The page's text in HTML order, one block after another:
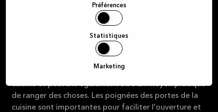
Préférences
Statistiques
Marketing
matériaux. L'huile de comptoir de cuisine, le comptoir
d'huile de bois et l'huile de pierre sont tous de bons
Les façades d'armoires, les portes de cuisine et les
dans la cuisine. Ils contribuent à l'apparence de la
cuisine et peuvent également être un moyen pratique
de ranger des choses. Les poignées des portes de la
cuisine sont importantes pour faciliter l'ouverture et